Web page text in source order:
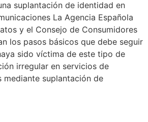
suplantación de identidad en
La Agencia Española
y el Consejo de Consumidores
los pasos básicos que debe seguir
sido víctima de este tipo de
irregular en servicios de
mediante suplantación de